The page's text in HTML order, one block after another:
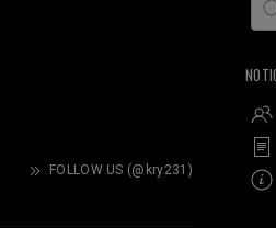
FOLLOW US (@kry231)